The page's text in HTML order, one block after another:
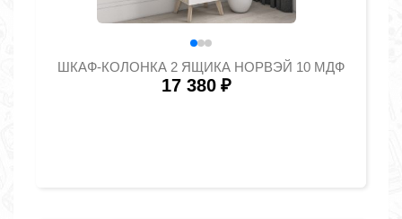
ШКАФ-КОЛОНКА 2 ЯЩИКА НОРВЭЙ 10 МДФ
17 380 ₽